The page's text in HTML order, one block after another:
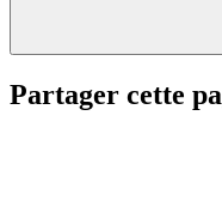
Partager cette